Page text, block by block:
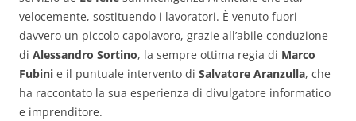
velocemente, sostituendo i lavoratori. È venuto fuori
davvero un piccolo capolavoro, grazie all’abile conduzione
di Alessandro Sortino, la sempre ottima regia di Marco
Fubini e il puntuale intervento di Salvatore Aranzulla, che
ha raccontato la sua esperienza di divulgatore informatico
e imprenditore.